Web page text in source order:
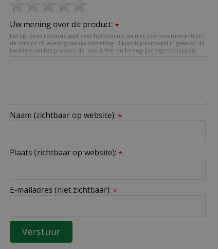
Uw mening over dit product: *
Let op: deze recensie gaat over het product en niet over ons tuincentrum,
de service of levering van uw bestelling. U kunt bijvoorbeeld in gaan op de
kwaliteit van het product, de look & feel en belangrijke eigenschappen.
Naam (zichtbaar op website): *
Plaats (zichtbaar op website): *
E-mailadres (niet zichtbaar): *